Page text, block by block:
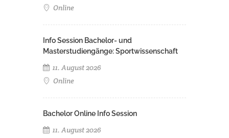
Online
Info Session Bachelor- und
Masterstudiengänge: Sportwissenschaft
11. August 2026
Online
Bachelor Online Info Session
11. August 2026